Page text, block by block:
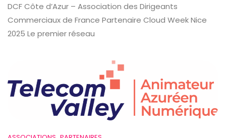
CÔTE
D’AZUR
DCF Côte d’Azur – Association des Dirigeants
Commerciaux de France Partenaire Cloud Week Nice
2025 Le premier réseau